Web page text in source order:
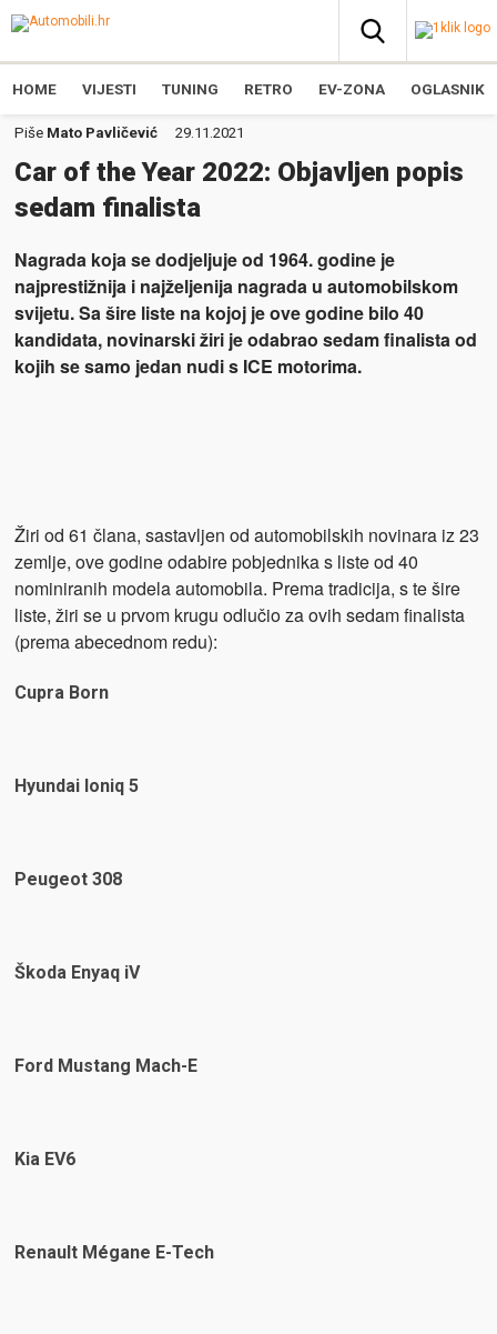
HOME VIJESTI TUNING RETRO EV-ZONA OGLASNIK
Piše Mato Pavličević 29.11.2021
Car of the Year 2022: Objavljen popis
sedam finalista
Nagrada koja se dodjeljuje od 1964. godine je
najprestižnija i najželjenija nagrada u automobilskom
svijetu. Sa šire liste na kojoj je ove godine bilo 40
kandidata, novinarski žiri je odabrao sedam finalista od
kojih se samo jedan nudi s ICE motorima.
Žiri od 61 člana, sastavljen od automobilskih novinara iz 23
zemlje, ove godine odabire pobjednika s liste od 40
nominiranih modela automobila. Prema tradicija, s te šire
liste, žiri se u prvom krugu odlučio za ovih sedam finalista
(prema abecednom redu):
Cupra Born
Hyundai Ioniq 5
Peugeot 308
Škoda Enyaq iV
Ford Mustang Mach-E
Kia EV6
Renault Mégane E-Tech